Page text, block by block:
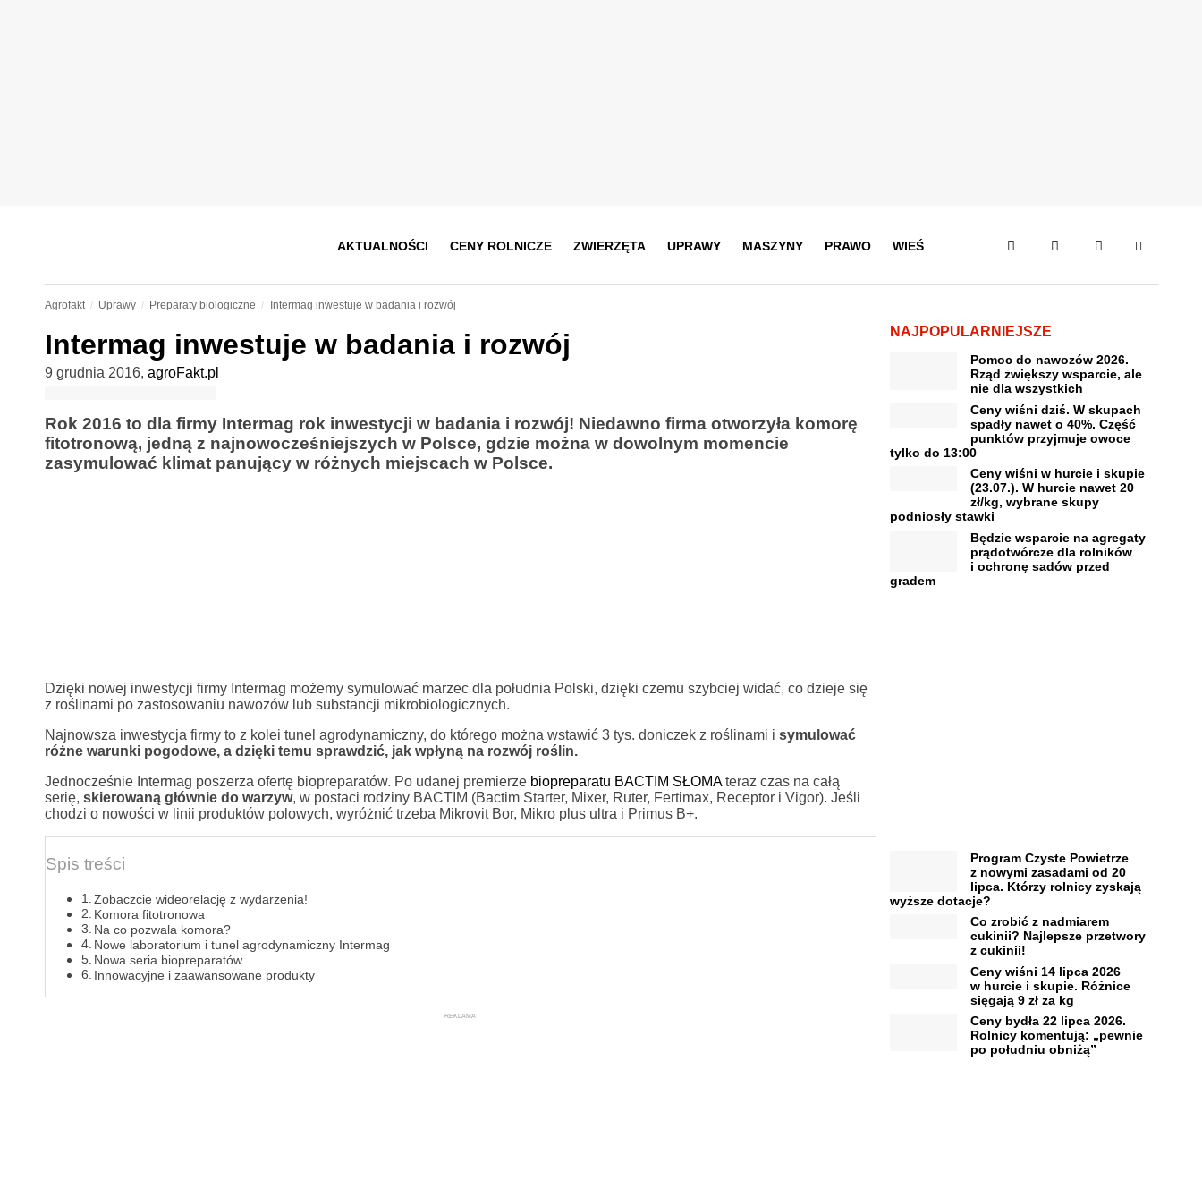
AKTUALNOŚCI CENY ROLNICZE ZWIERZĘTA UPRAWY MASZYNY PRAWO WIEŚ
Agrofakt Uprawy Preparaty biologiczne Intermag inwestuje w badania i rozwój
Intermag inwestuje w badania i rozwój
9 grudnia 2016, agroFakt.pl
Rok 2016 to dla firmy Intermag rok inwestycji w badania i rozwój! Niedawno firma otworzyła komorę
fitotronową, jedną z najnowocześniejszych w Polsce, gdzie można w dowolnym momencie
zasymulować klimat panujący w różnych miejscach w Polsce.
Dzięki nowej inwestycji firmy Intermag możemy symulować marzec dla południa Polski, dzięki czemu szybciej widać, co dzieje się
z roślinami po zastosowaniu nawozów lub substancji mikrobiologicznych.
Najnowsza inwestycja firmy to z kolei tunel agrodynamiczny, do którego można wstawić 3 tys. doniczek z roślinami i symulować
różne warunki pogodowe, a dzięki temu sprawdzić, jak wpłyną na rozwój roślin.
Jednocześnie Intermag poszerza ofertę biopreparatów. Po udanej premierze biopreparatu BACTIM SŁOMAteraz czas na całą
serię, skierowaną głównie do warzyw, w postaci rodziny BACTIM (Bactim Starter, Mixer, Ruter, Fertimax, Receptor i Vigor). Jeśli
chodzi o nowości w linii produktów polowych, wyróżnić trzeba Mikrovit Bor, Mikro plus ultra i Primus B+.
Spis treści
Zobaczcie wideorelację z wydarzenia!
Komora fitotronowa
Na co pozwala komora?
Nowe laboratorium i tunel agrodynamiczny Intermag
Nowa seria biopreparatów
Innowacyjne i zaawansowane produkty
REKLAMA
NAJPOPULARNIEJSZE
Pomoc do nawozów 2026.
Rząd zwiększy wsparcie, ale
nie dla wszystkich
Ceny wiśni dziś. W skupach
spadły nawet o 40%. Część
punktów przyjmuje owoce
tylko do 13:00
Ceny wiśni w hurcie i skupie
(23.07.). W hurcie nawet 20
zł/kg, wybrane skupy
podniosły stawki
Będzie wsparcie na agregaty
prądotwórcze dla rolników
i ochronę sadów przed
gradem
Program Czyste Powietrze
z nowymi zasadami od 20
lipca. Którzy rolnicy zyskają
wyższe dotacje?
Co zrobić z nadmiarem
cukinii? Najlepsze przetwory
z cukinii!
Ceny wiśni 14 lipca 2026
w hurcie i skupie. Różnice
sięgają 9 zł za kg
Ceny bydła 22 lipca 2026.
Rolnicy komentują: „pewnie
po południu obniżą”